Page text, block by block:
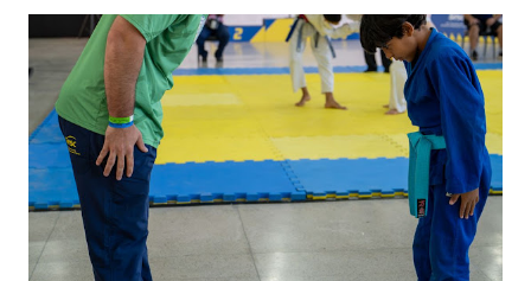
das 08h às 18h; aos sábados das 08h às 13h; Nos domingos e
feriados livres. Haverá tolerância de 30 minutos, após o
término dos horários estabelecidos aos veículos que já se
encontrarem em operação de descarga. A nova legislação vale
para os ônibus que viajam entre estados e municípios quanto
carretas e caminhões pesados. A determinação não se aplica
aos ônibus que realizam o transporte dentro da...